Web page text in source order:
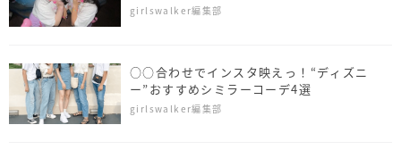
girlswalker編集部
○○合わせでインスタ映えっ！“ディズニ
ー”おすすめシミラーコーデ4選
girlswalker編集部